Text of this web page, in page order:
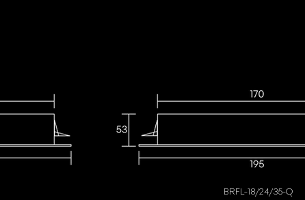
BRFL -18/24/35-Q